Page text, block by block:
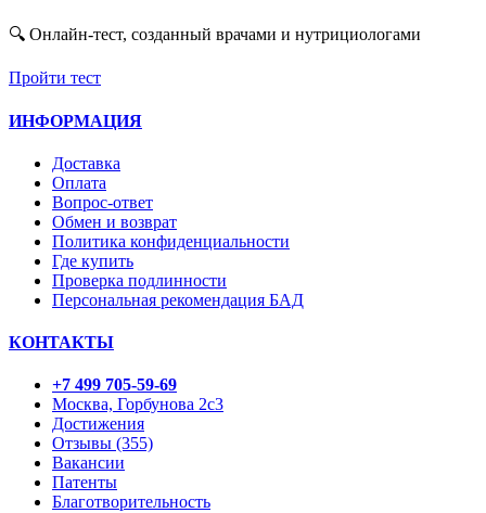
🔍 Онлайн-тест, созданный врачами и нутрициологами
Пройти тест
ИНФОРМАЦИЯ
Доставка
Оплата
Вопрос-ответ
Обмен и возврат
Политика конфиденциальности
Где купить
Проверка подлинности
Персональная рекомендация БАД
КОНТАКТЫ
+7 499 705-59-69
Москва, Горбунова 2с3
Достижения
Отзывы (355)
Вакансии
Патенты
Благотворительность